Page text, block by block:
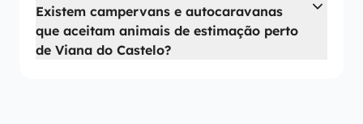
Existem campervans e autocaravanas
que aceitam animais de estimação perto
de Viana do Castelo?